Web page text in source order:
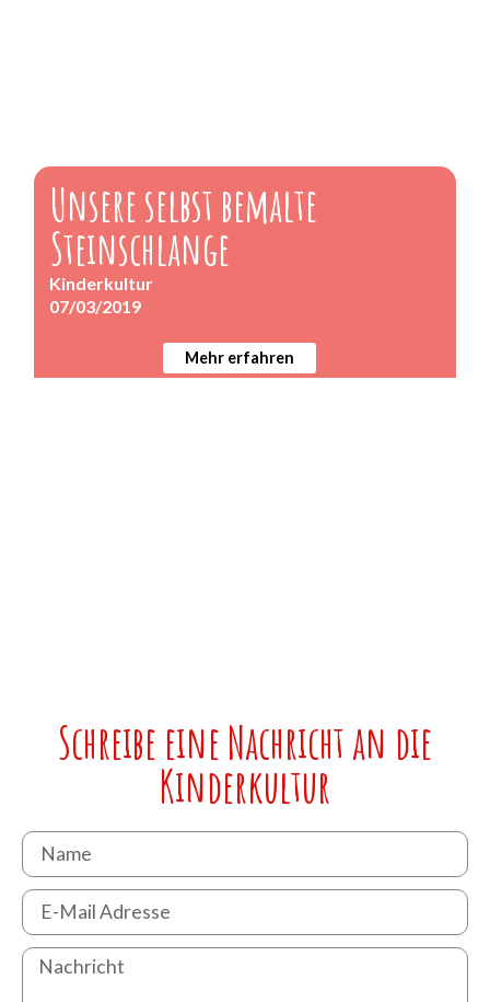
Unsere selbst bemalte
Steinschlange
Kinderkultur
07/03/2019
Mehr erfahren
Schreibe eine Nachricht an die
Kinderkultur